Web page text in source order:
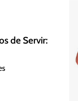
de Servir: